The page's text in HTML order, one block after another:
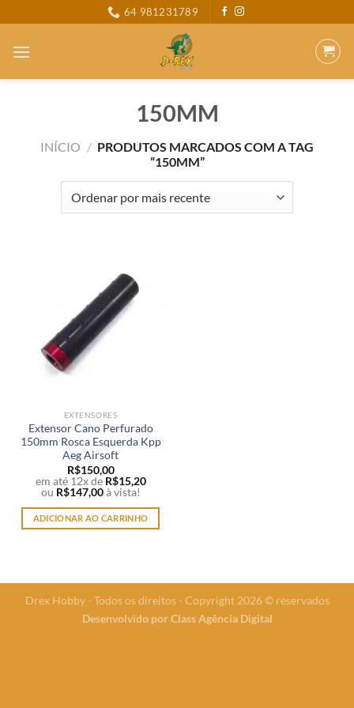
to
content
64 981231789
150MM
INÍCIO / PRODUTOS MARCADOS COM A TAG
“150MM”
EXTENSORES
Extensor Cano Perfurado
150mm Rosca Esquerda Kpp
Aeg Airsoft
R$150,00
em até 12x de R$15,20
ou R$147,00 à vista!
ADICIONAR AO CARRINHO
Drex Hobby - Todos os direitos - Copyright 2026 © reservados
Desenvolvido porClass Agência Digital